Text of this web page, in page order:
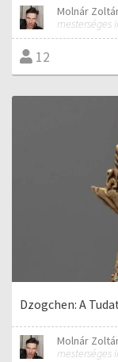
Molnár
mesterséges
12
Dzogchen: A
Molnár
mesterséges